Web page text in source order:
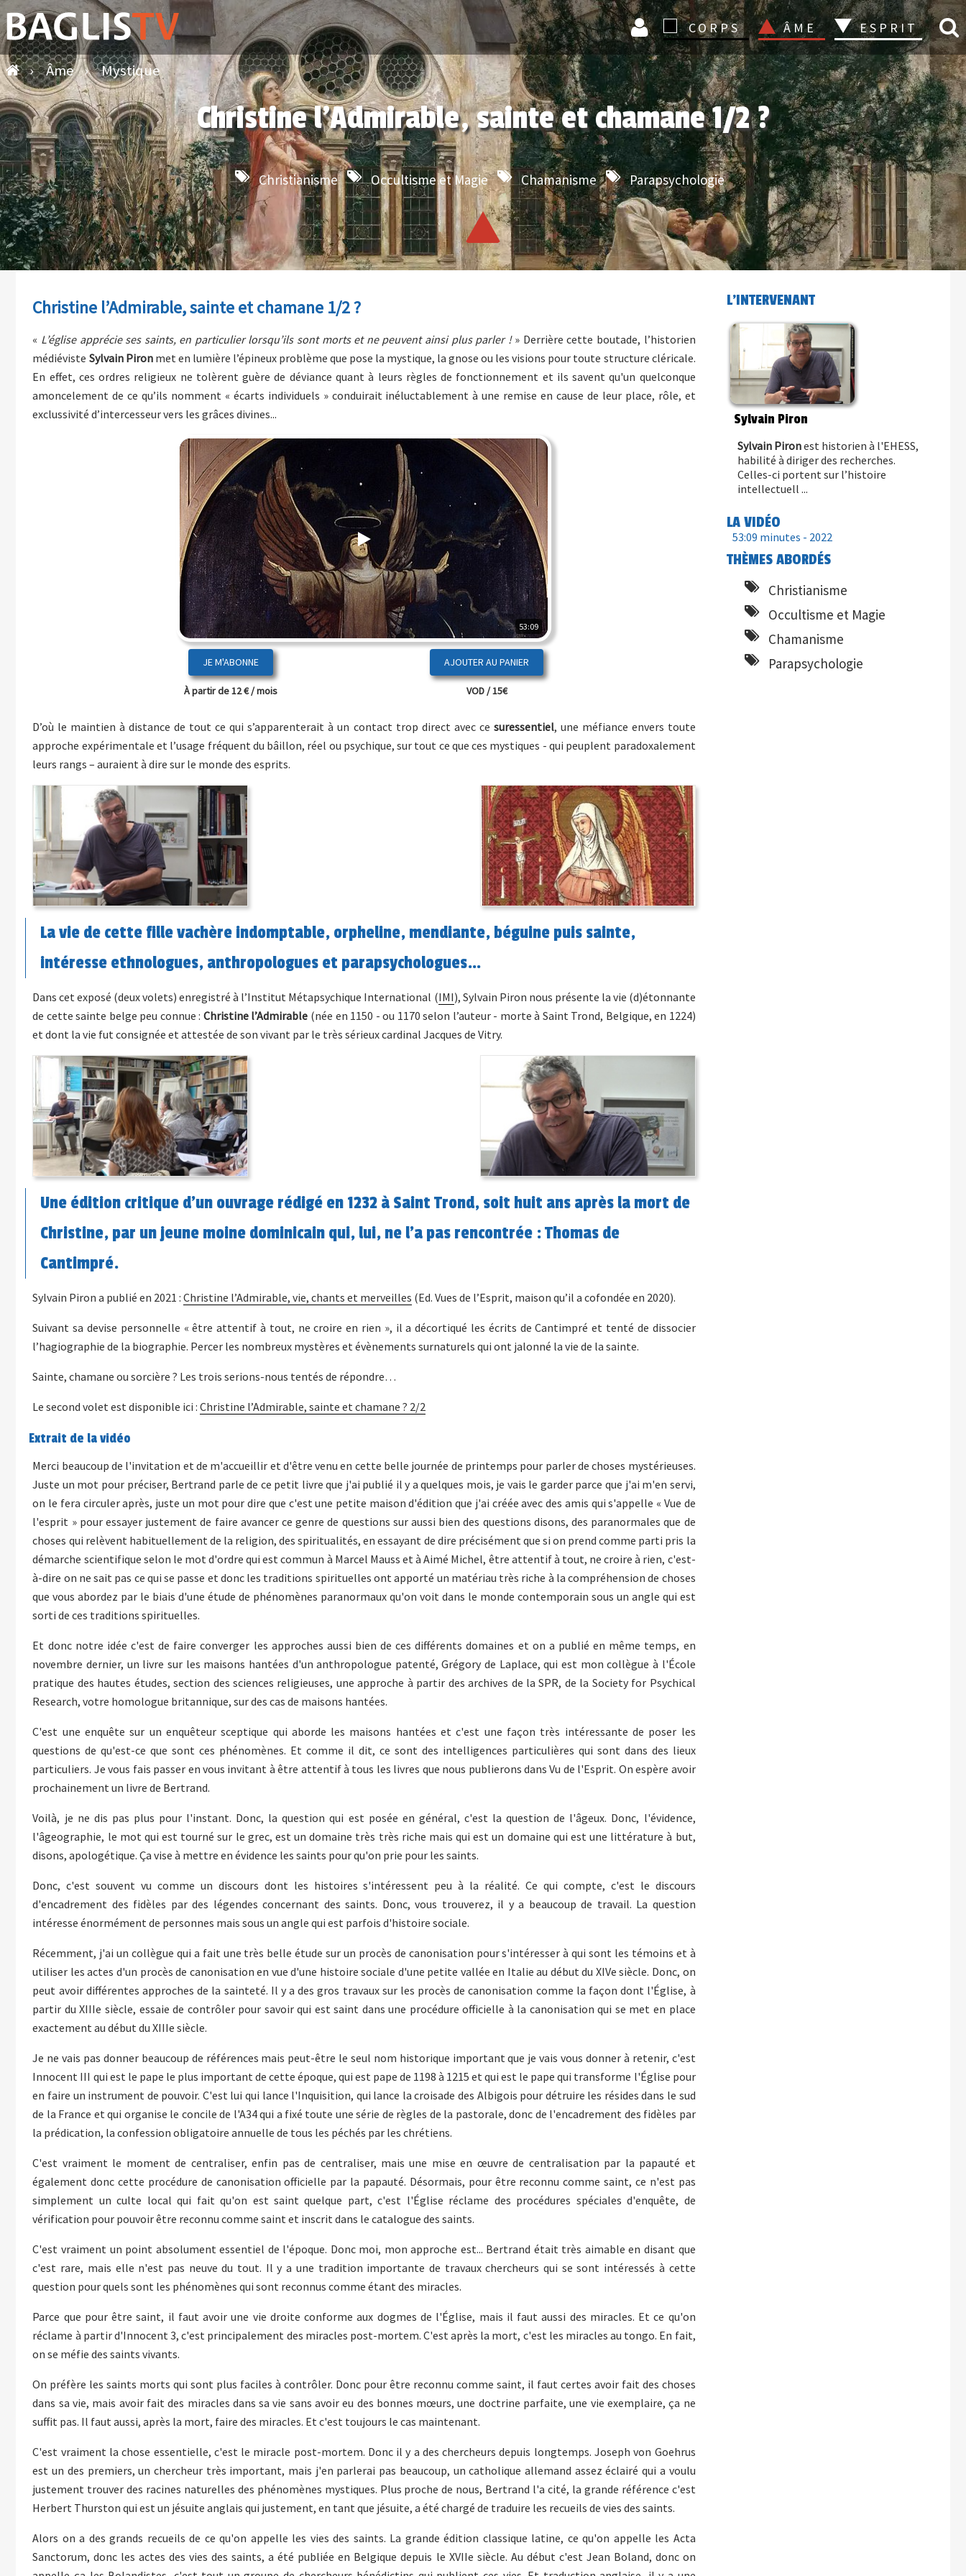
CONNEXION
CORPS ÂME ESPRIT
› Âme › Mystique
Christine l’Admirable, sainte et chamane 1/2 ?
Christianisme Occultisme et Magie Chamanisme Parapsychologie
Christine l’Admirable, sainte et chamane 1/2 ?
« L’église apprécie ses saints, en particulier lorsqu’ils sont morts et ne peuvent ainsi plus parler ! » Derrière cette boutade, l’historien
médiéviste Sylvain Pironmet en lumière l’épineux problème que pose la mystique, la gnose ou les visions pour toute structure cléricale.
En effet, ces ordres religieux ne tolèrent guère de déviance quant à leurs règles de fonctionnement et ils savent qu'un quelconque
amoncelement de ce qu’ils nomment « écarts individuels » conduirait inéluctablement à une remise en cause de leur place, rôle, et
exclussivité d’intercesseur vers les grâces divines...
53:09
JE M'ABONNE
À partir de 12 € / mois VOD / 15€
D’où le maintien à distance de tout ce qui s’apparenterait à un contact trop direct avec ce suressentiel, une méfiance envers toute
approche expérimentale et l’usage fréquent du bâillon, réel ou psychique, sur tout ce que ces mystiques - qui peuplent paradoxalement
leurs rangs – auraient à dire sur le monde des esprits.
La vie de cette fille vachère indomptable, orpheline, mendiante, béguine puis sainte,
intéresse ethnologues, anthropologues et parapsychologues…
Dans cet exposé (deux volets) enregistré à l’Institut Métapsychique International (IMI), Sylvain Piron nous présente la vie (d)étonnante
de cette sainte belge peu connue : Christine l’Admirable (née en 1150 - ou 1170 selon l’auteur - morte à Saint Trond, Belgique, en 1224)
et dont la vie fut consignée et attestée de son vivant par le très sérieux cardinal Jacques de Vitry.
Une édition critique d'un ouvrage rédigé en 1232 à Saint Trond, soit huit ans après la mort de
Christine, par un jeune moine dominicain qui, lui, ne l’a pas rencontrée : Thomas de
Cantimpré.
Sylvain Piron a publié en 2021 :Christine l’Admirable, vie, chants et merveilles (Ed. Vues de l’Esprit, maison qu’il a cofondée en 2020).
Suivant sa devise personnelle « être attentif à tout, ne croire en rien », il a décortiqué les écrits de Cantimpré et tenté de dissocier
l’hagiographie de la biographie. Percer les nombreux mystères et évènements surnaturels qui ont jalonné la vie de la sainte.
Sainte, chamane ou sorcière ? Les trois serions-nous tentés de répondre…
Le second volet est disponible ici :Christine l’Admirable, sainte et chamane ? 2/2
Extrait de la vidéo
Merci beaucoup de l'invitation et de m'accueillir et d'être venu en cette belle journée de printemps pour parler de choses mystérieuses.
Juste un mot pour préciser, Bertrand parle de ce petit livre que j'ai publié il y a quelques mois, je vais le garder parce que j'ai m'en servi,
on le fera circuler après, juste un mot pour dire que c'est une petite maison d'édition que j'ai créée avec des amis qui s'appelle « Vue de
l'esprit » pour essayer justement de faire avancer ce genre de questions sur aussi bien des questions disons, des paranormales que de
choses qui relèvent habituellement de la religion, des spiritualités, en essayant de dire précisément que si on prend comme parti pris la
démarche scientifique selon le mot d'ordre qui est commun à Marcel Mauss et à Aimé Michel, être attentif à tout, ne croire à rien, c'est-
à-dire on ne sait pas ce qui se passe et donc les traditions spirituelles ont apporté un matériau très riche à la compréhension de choses
que vous abordez par le biais d'une étude de phénomènes paranormaux qu'on voit dans le monde contemporain sous un angle qui est
sorti de ces traditions spirituelles.
Et donc notre idée c'est de faire converger les approches aussi bien de ces différents domaines et on a publié en même temps, en
novembre dernier, un livre sur les maisons hantées d'un anthropologue patenté, Grégory de Laplace, qui est mon collègue à l'École
pratique des hautes études, section des sciences religieuses, une approche à partir des archives de la SPR, de la Society for Psychical
Research, votre homologue britannique, sur des cas de maisons hantées.
C'est une enquête sur un enquêteur sceptique qui aborde les maisons hantées et c'est une façon très intéressante de poser les
questions de qu'est-ce que sont ces phénomènes. Et comme il dit, ce sont des intelligences particulières qui sont dans des lieux
particuliers. Je vous fais passer en vous invitant à être attentif à tous les livres que nous publierons dans Vu de l'Esprit. On espère avoir
prochainement un livre de Bertrand.
Voilà, je ne dis pas plus pour l'instant. Donc, la question qui est posée en général, c'est la question de l'âgeux. Donc, l'évidence,
l'âgeographie, le mot qui est tourné sur le grec, est un domaine très très riche mais qui est un domaine qui est une littérature à but,
disons, apologétique. Ça vise à mettre en évidence les saints pour qu'on prie pour les saints.
Donc, c'est souvent vu comme un discours dont les histoires s'intéressent peu à la réalité. Ce qui compte, c'est le discours
d'encadrement des fidèles par des légendes concernant des saints. Donc, vous trouverez, il y a beaucoup de travail. La question
intéresse énormément de personnes mais sous un angle qui est parfois d'histoire sociale.
Récemment, j'ai un collègue qui a fait une très belle étude sur un procès de canonisation pour s'intéresser à qui sont les témoins et à
utiliser les actes d'un procès de canonisation en vue d'une histoire sociale d'une petite vallée en Italie au début du XIVe siècle. Donc, on
peut avoir différentes approches de la sainteté. Il y a des gros travaux sur les procès de canonisation comme la façon dont l'Église, à
partir du XIIIe siècle, essaie de contrôler pour savoir qui est saint dans une procédure officielle à la canonisation qui se met en place
exactement au début du XIIIe siècle.
Je ne vais pas donner beaucoup de références mais peut-être le seul nom historique important que je vais vous donner à retenir, c'est
Innocent III qui est le pape le plus important de cette époque, qui est pape de 1198 à 1215 et qui est le pape qui transforme l'Église pour
en faire un instrument de pouvoir. C'est lui qui lance l'Inquisition, qui lance la croisade des Albigois pour détruire les résides dans le sud
de la France et qui organise le concile de l'A34 qui a fixé toute une série de règles de la pastorale, donc de l'encadrement des fidèles par
la prédication, la confession obligatoire annuelle de tous les péchés par les chrétiens.
C'est vraiment le moment de centraliser, enfin pas de centraliser, mais une mise en œuvre de centralisation par la papauté et
également donc cette procédure de canonisation officielle par la papauté. Désormais, pour être reconnu comme saint, ce n'est pas
simplement un culte local qui fait qu'on est saint quelque part, c'est l'Église réclame des procédures spéciales d'enquête, de
vérification pour pouvoir être reconnu comme saint et inscrit dans le catalogue des saints.
C'est vraiment un point absolument essentiel de l'époque. Donc moi, mon approche est... Bertrand était très aimable en disant que
c'est rare, mais elle n'est pas neuve du tout. Il y a une tradition importante de travaux chercheurs qui se sont intéressés à cette
question pour quels sont les phénomènes qui sont reconnus comme étant des miracles.
Parce que pour être saint, il faut avoir une vie droite conforme aux dogmes de l'Église, mais il faut aussi des miracles. Et ce qu'on
réclame à partir d'Innocent 3, c'est principalement des miracles post-mortem. C'est après la mort, c'est les miracles au tongo. En fait,
on se méfie des saints vivants.
On préfère les saints morts qui sont plus faciles à contrôler. Donc pour être reconnu comme saint, il faut certes avoir fait des choses
dans sa vie, mais avoir fait des miracles dans sa vie sans avoir eu des bonnes mœurs, une doctrine parfaite, une vie exemplaire, ça ne
suffit pas. Il faut aussi, après la mort, faire des miracles. Et c'est toujours le cas maintenant.
C'est vraiment la chose essentielle, c'est le miracle post-mortem. Donc il y a des chercheurs depuis longtemps. Joseph von Goehrus
est un des premiers, un chercheur très important, mais j'en parlerai pas beaucoup, un catholique allemand assez éclairé qui a voulu
justement trouver des racines naturelles des phénomènes mystiques. Plus proche de nous, Bertrand l'a cité, la grande référence c'est
Herbert Thurston qui est un jésuite anglais qui justement, en tant que jésuite, a été chargé de traduire les recueils de vies des saints.
Alors on a des grands recueils de ce qu'on appelle les vies des saints. La grande édition classique latine, ce qu'on appelle les Acta
Sanctorum, donc les actes des vies des saints, a été publiée en Belgique depuis le XVIIe siècle. Au début c'est Jean Boland, donc on
L'INTERVENANT
Sylvain Piron
Sylvain Pironest historien à l'EHESS,
habilité à diriger des recherches.
Celles-ci portent sur l’histoire
intellectuell ...
LA VIDÉO
53:09 minutes - 2022
THÈMES ABORDÉS
Christianisme
Occultisme et Magie
Chamanisme
Parapsychologie